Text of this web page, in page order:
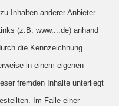
Inhalten anderer Anbieter.
(z.B. www....de) anhand
die Kennzeichnung
in einem eigenen
fremden Inhalte unterliegt
Im Falle einer